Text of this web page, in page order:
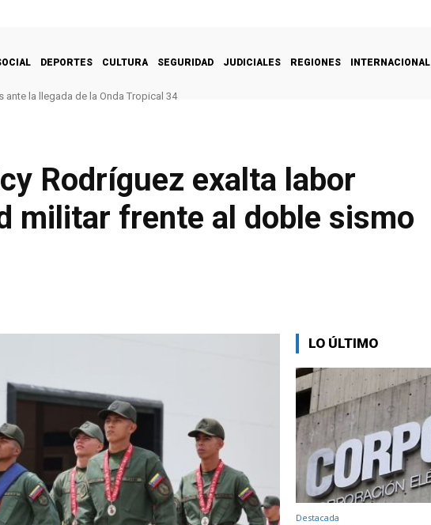
DEPORTES CULTURA SEGURIDAD JUDICIALES REGIONES INTERNACIONAL
ante la llegada de la Onda Tropical 34
Rodríguez exalta labor
militar frente al doble sismo
LO ÚLTIMO
Destacada